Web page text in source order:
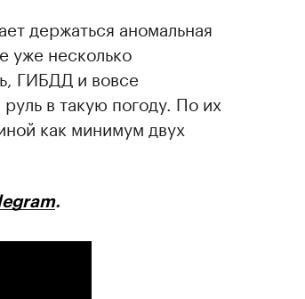
держаться аномальная
уже несколько
ГИБДД и вовсе
в такую погоду. По их
как минимум двух
.